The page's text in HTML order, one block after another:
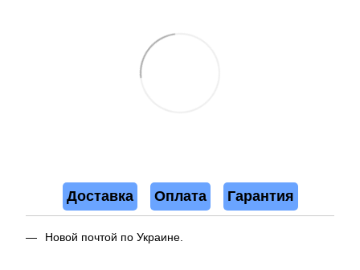
Доставка Оплата Гарантия
Новой почтой по Украине.